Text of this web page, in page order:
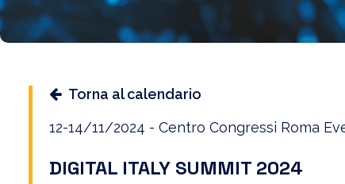
Torna al calendario
12-14/11/2024 - Centro Congressi Roma
DIGITAL ITALY SUMMIT 2024